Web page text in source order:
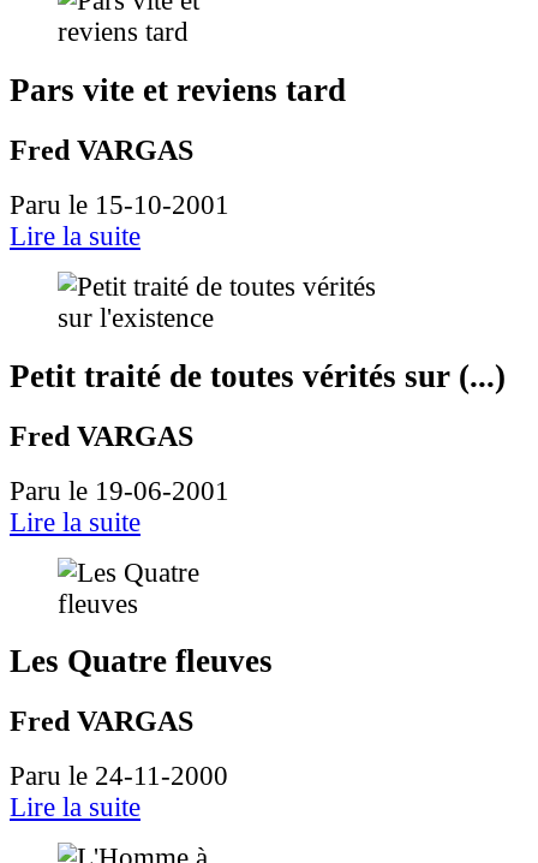
Pars vite et reviens tard
Fred VARGAS
Paru le 15-10-2001
Lire la suite
Petit traité de toutes vérités sur (...)
Fred VARGAS
Paru le 19-06-2001
Lire la suite
Les Quatre fleuves
Fred VARGAS
Paru le 24-11-2000
Lire la suite